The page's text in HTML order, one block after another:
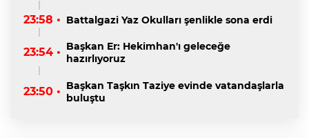
23:58 • Battalgazi Yaz Okulları şenlikle sona erdi
23:54 • Başkan Er: Hekimhan'ı geleceğe
hazırlıyoruz
23:50 • Başkan Taşkın Taziye evinde vatandaşlarla
buluştu